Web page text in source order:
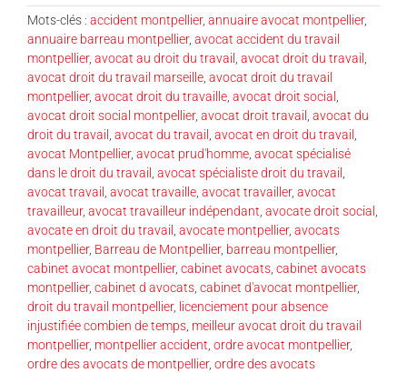
Mots-clés : accident montpellier, annuaire avocat montpellier,
annuaire barreau montpellier, avocat accident du travail
montpellier, avocat au droit du travail , avocat droit du travail ,
avocat droit du travail marseille, avocat droit du travail
montpellier, avocat droit du travaille, avocat droit social ,
avocat droit social montpellier, avocat droit travail , avocat du
droit du travail , avocat du travail , avocat en droit du travail ,
avocat Montpellier, avocat prud'homme, avocat spécialisé
dans le droit du travail , avocat spécialiste droit du travail ,
avocat travail , avocat travaille, avocat travailler, avocat
travailleur, avocat travailleur indépendant, avocate droit social ,
avocate en droit du travail , avocate montpellier, avocats
montpellier, Barreau de Montpellier, barreau montpellier,
cabinet avocat montpellier, cabinet avocats, cabinet avocats
montpellier, cabinet d avocats, cabinet d'avocat montpellier,
droit du travail montpellier, licenciement pour absence
injustifiée combien de temps, meilleur avocat droit du travail
montpellier, montpellier accident, ordre avocat montpellier,
ordre des avocats de montpellier, ordre des avocats